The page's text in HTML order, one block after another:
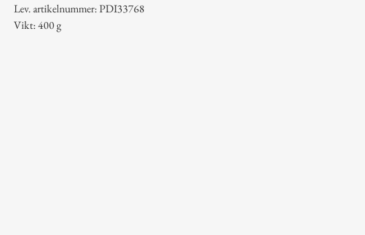
Lev. artikelnummer: PDI33768
Vikt: 400 g